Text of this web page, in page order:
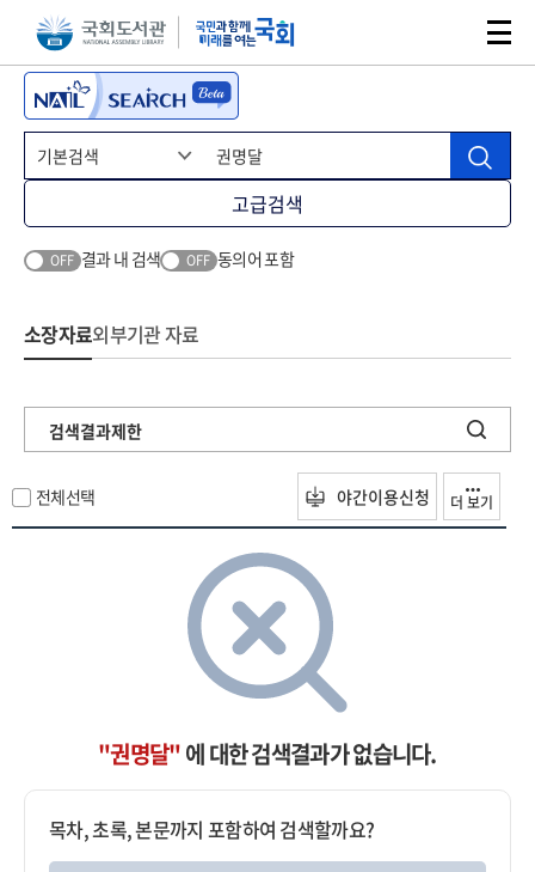
본문 바로가기주메뉴 바로가기
고급검색
OFF 결과 내 검색 OFF 동의어 포함
소장자료외부기관 자료
검색결과제한
전체선택 야간이용신청 더 보기
"권명달"에 대한 검색결과가 없습니다.
목차, 초록, 본문까지 포함하여 검색할까요?